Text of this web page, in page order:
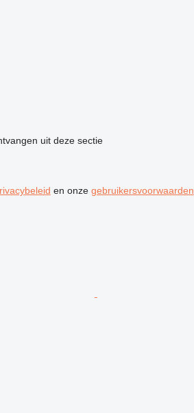
uit deze sectie
en onze gebruikersvoorwaarden